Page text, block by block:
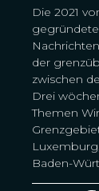
Die 2021
der
zwischen
Drei
Themen
Baden-